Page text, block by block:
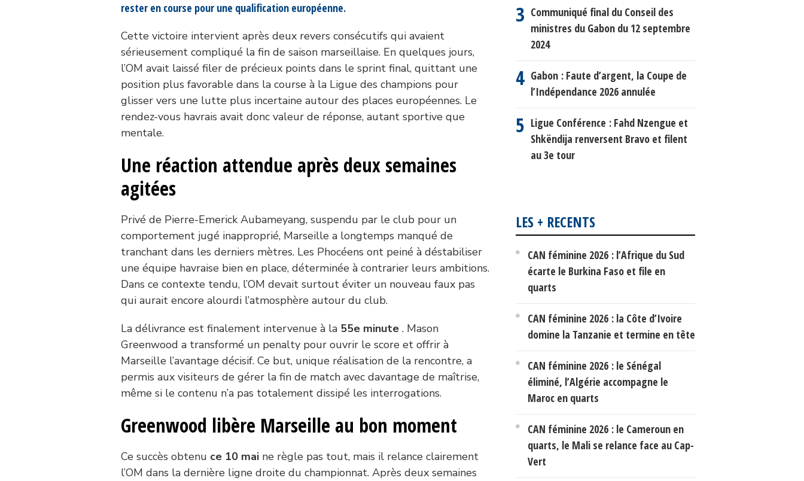
rester en course pour une qualification européenne.
Cette victoire intervient après deux revers consécutifs qui avaient
sérieusement compliqué la fin de saison marseillaise. En quelques jours,
l’OM avait laissé filer de précieux points dans le sprint final, quittant une
position plus favorable dans la course à la Ligue des champions pour
glisser vers une lutte plus incertaine autour des places européennes. Le
rendez-vous havrais avait donc valeur de réponse, autant sportive que
mentale.
Une réaction attendue après deux semaines
agitées
Privé de Pierre-Emerick Aubameyang, suspendu par le club pour un
comportement jugé inapproprié, Marseille a longtemps manqué de
tranchant dans les derniers mètres. Les Phocéens ont peiné à déstabiliser
une équipe havraise bien en place, déterminée à contrarier leurs ambitions.
Dans ce contexte tendu, l’OM devait surtout éviter un nouveau faux pas
qui aurait encore alourdi l’atmosphère autour du club.
La délivrance est finalement intervenue à la 55e minute . Mason
Greenwood a transformé un penalty pour ouvrir le score et offrir à
Marseille l’avantage décisif. Ce but, unique réalisation de la rencontre, a
permis aux visiteurs de gérer la fin de match avec davantage de maîtrise,
même si le contenu n’a pas totalement dissipé les interrogations.
Greenwood libère Marseille au bon moment
Ce succès obtenu ce 10 mai ne règle pas tout, mais il relance clairement
l’OM dans la dernière ligne droite du championnat. Après deux semaines
Communiqué final du Conseil des
ministres du Gabon du 12 septembre
2024
Gabon : Faute d’argent, la Coupe de
l’Indépendance 2026 annulée
Ligue Conférence : Fahd Nzengue et
Shkëndija renversent Bravo et filent
au 3e tour
LES + RECENTS
CAN féminine 2026 : l’Afrique du Sud
écarte le Burkina Faso et file en
quarts
CAN féminine 2026 : la Côte d’Ivoire
domine la Tanzanie et termine en tête
CAN féminine 2026 : le Sénégal
éliminé, l’Algérie accompagne le
Maroc en quarts
CAN féminine 2026 : le Cameroun en
quarts, le Mali se relance face au Cap-
Vert